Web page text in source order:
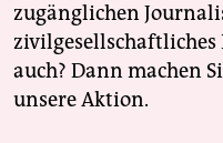
zugänglichen
zivilgesellschaftliches
auch? Dann machen
unsere Aktion.